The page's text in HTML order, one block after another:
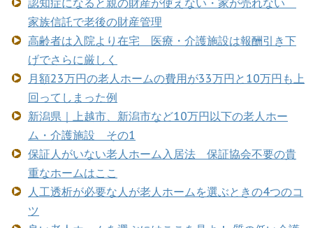
家族信託で老後の財産管理
高齢者は入院より在宅 医療・介護施設は報酬引き下
げでさらに厳しく
月額23万円の老人ホームの費用が33万円と10万円も上
回ってしまった例
新潟県｜上越市、新潟市など10万円以下の老人ホー
ム・介護施設 その1
保証人がいない老人ホーム入居法 保証協会不要の貴
重なホームはここ
人工透析が必要な人が老人ホームを選ぶときの4つのコ
ツ